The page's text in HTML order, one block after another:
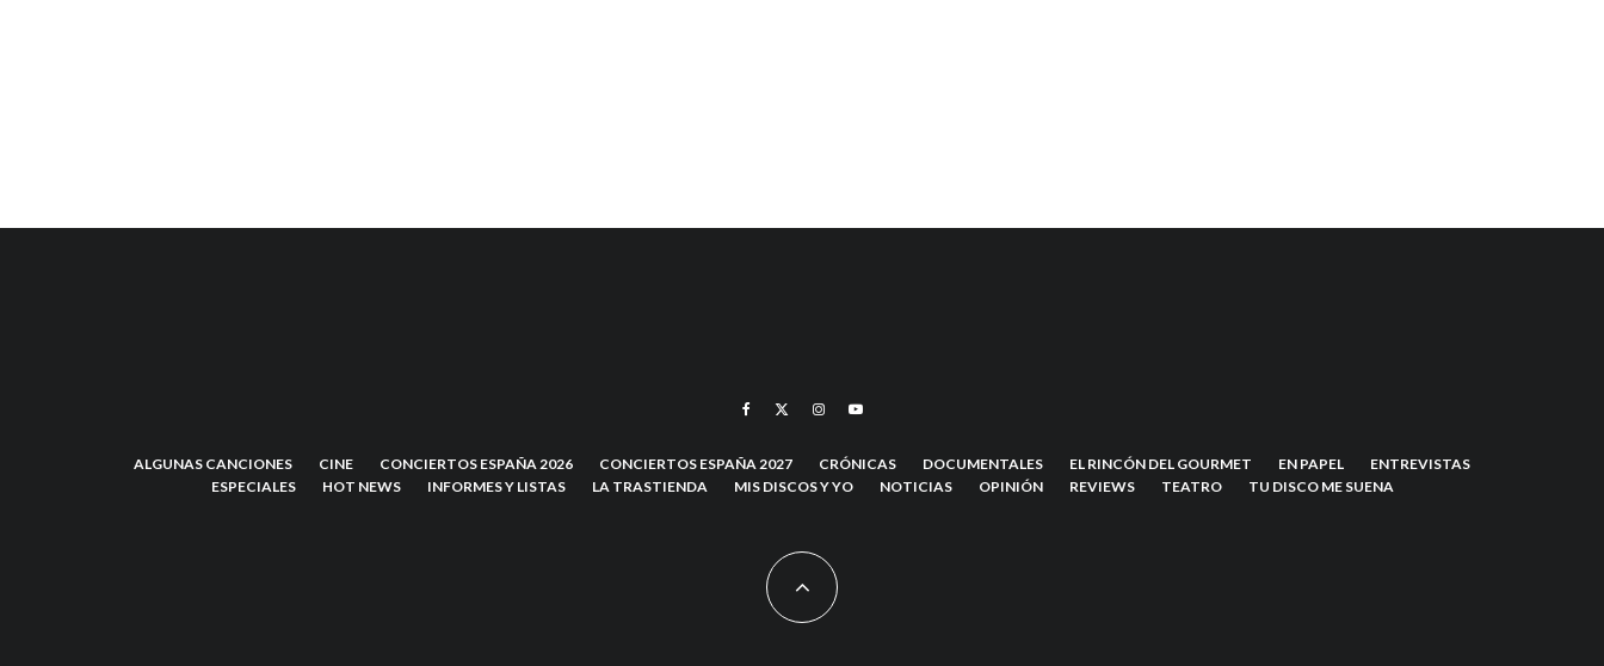
ALGUNAS CANCIONES CINE CONCIERTOS ESPAÑA 2026 CONCIERTOS ESPAÑA 2027 CRÓNICAS DOCUMENTALES EL RINCÓN DEL GOURMET EN PAPEL
ENTREVISTAS
ESPECIALES
HOT NEWS INFORMES Y LISTAS LA TRASTIENDA MIS DISCOS Y YO NOTICIAS OPINIÓN REVIEWS TEATRO TU DISCO ME SUENA